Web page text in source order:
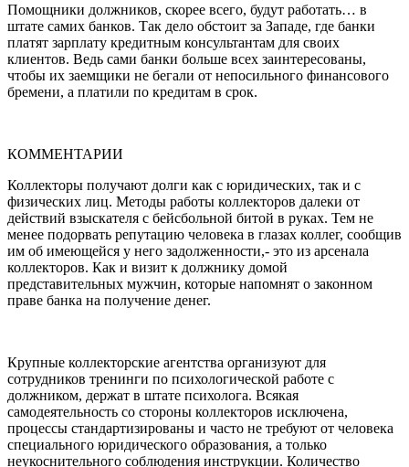
Помощники должников, скорее всего, будут работать… в
штате самих банков. Так дело обстоит за Западе, где банки
платят зарплату кредитным консультантам для своих
клиентов. Ведь сами банки больше всех заинтересованы,
чтобы их заемщики не бегали от непосильного финансового
бремени, а платили по кредитам в срок.
КОММЕНТАРИИ
Коллекторы получают долги как с юридических, так и с
физических лиц. Методы работы коллекторов далеки от
действий взыскателя с бейсбольной битой в руках. Тем не
менее подорвать репутацию человека в глазах коллег, сообщив
им об имеющейся у него задолженности,- это из арсенала
коллекторов. Как и визит к должнику домой
представительных мужчин, которые напомнят о законном
праве банка на получение денег.
Крупные коллекторские агентства организуют для
сотрудников тренинги по психологической работе с
должником, держат в штате психолога. Всякая
самодеятельность со стороны коллекторов исключена,
процессы стандартизированы и часто не требуют от человека
специального юридического образования, а только
неукоснительного соблюдения инструкции. Количество